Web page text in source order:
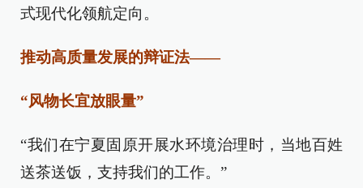
式现代化领航定向。
推动高质量发展的辩证法——
“风物长宜放眼量”
“我们在宁夏固原开展水环境治理时，当地百姓
送茶送饭，支持我们的工作。”